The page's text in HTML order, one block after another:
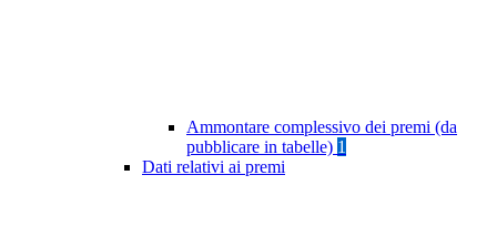
Ammontare complessivo dei premi (da
pubblicare in tabelle) 1
Dati relativi ai premi